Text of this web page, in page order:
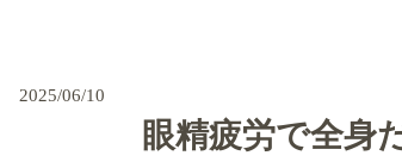
2025/06/10
眼精疲労で全身